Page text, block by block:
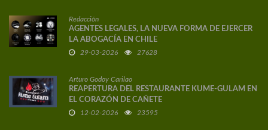
Redacción
AGENTES LEGALES, LA NUEVA FORMA DE EJERCER
LA ABOGACÍA EN CHILE
29-03-2026 27628
Arturo Godoy Carilao
REAPERTURA DEL RESTAURANTE KUME-GULAM EN
EL CORAZÓN DE CAÑETE
12-02-2026 23595